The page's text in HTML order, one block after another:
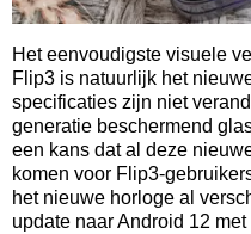
Het eenvoudigste visuele
Flip3 is natuurlijk het
specificaties zijn niet
generatie beschermend
een kans dat al deze
komen voor Flip3-
het nieuwe horloge al
update naar Android 12